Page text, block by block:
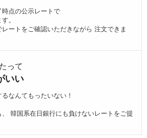
点の公示レートで
。
ートをご確認いただきながら 注文できま
って
いい
なんてもったいない！
、 韓国系在日銀行にも負けないレートをご提